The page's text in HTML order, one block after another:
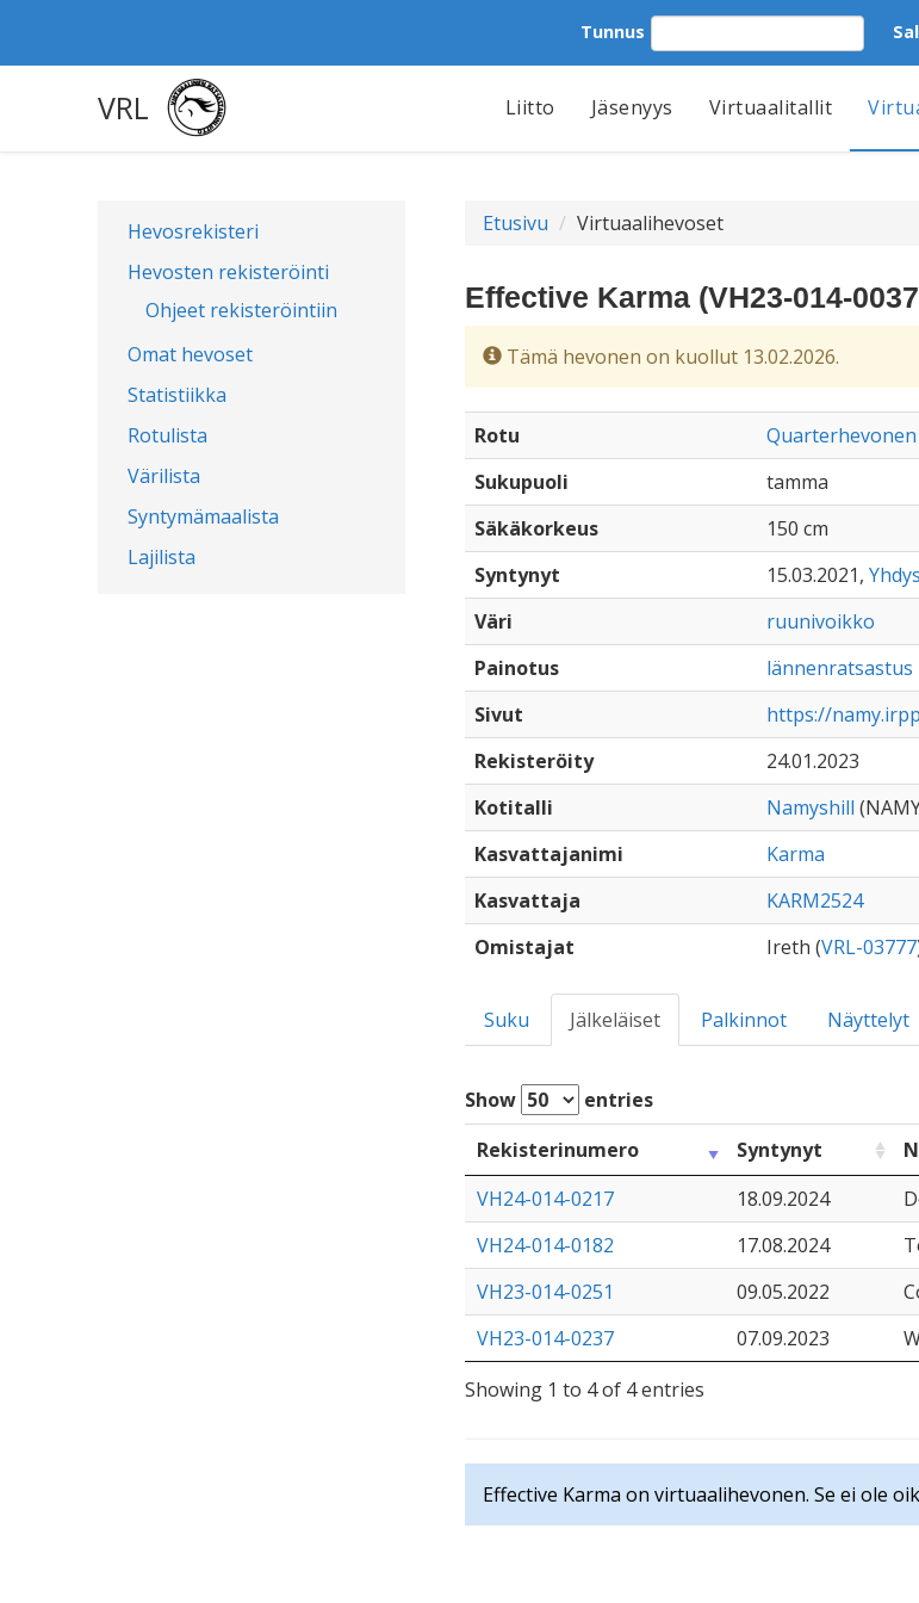
Tunnus
VRL Liitto Jäsenyys Virtuaalitallit
Hevosrekisteri
Hevosten rekisteröinti
Ohjeet rekisteröintiin
Omat hevoset
Statistiikka
Rotulista
Värilista
Syntymämaalista
Lajilista
Etusivu Virtuaalihevoset
Effective Karma (VH23-014-
Tämä hevonen on kuollut 13.02.2026.
Rotu
Quarterhevonen
Sukupuoli
tamma
Säkäkorkeus
150 cm
Syntynyt
15.03.2021,
Väri
ruunivoikko
Painotus
lännenratsastus
Sivut
https://
Rekisteröity
24.01.2023
Kotitalli
Namyshill
Kasvattajanimi
Karma
Kasvattaja
KARM2524
Omistajat
Ireth (VRL-03777
Suku Jälkeläiset Palkinnot Näyttelyt
Show entries
Rekisterinumero
Syntynyt
VH24-014-0217
18.09.2024
VH24-014-0182
17.08.2024
VH23-014-0251
09.05.2022
VH23-014-0237
07.09.2023
Showing 1 to 4 of 4 entries
Effective Karma on virtuaalihevonen. Se ei ole